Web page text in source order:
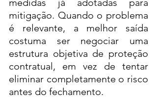
mitigação. Quando o problema
é relevante, a melhor saída
costuma ser negociar uma
estrutura objetiva de proteção
contratual, em vez de tentar
eliminar completamente o risco
antes do fechamento.